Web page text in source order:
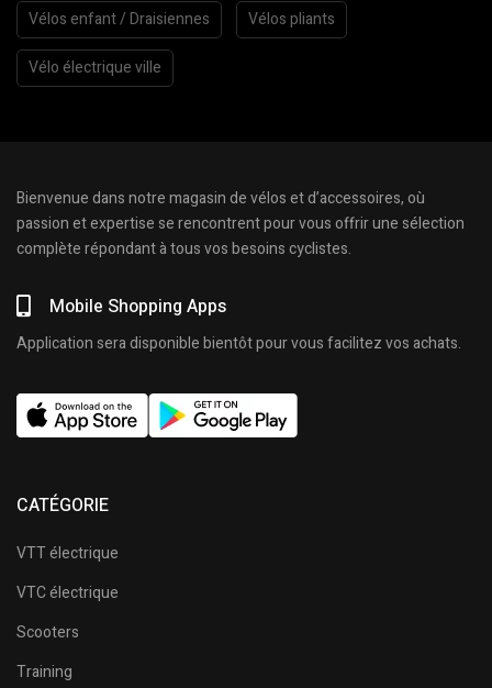
Vélos enfant / Draisiennes Vélos pliants
Vélo électrique ville
Bienvenue dans notre magasin de vélos et d’accessoires, où
passion et expertise se rencontrent pour vous offrir une sélection
complète répondant à tous vos besoins cyclistes.
Mobile Shopping Apps
Application sera disponible bientôt pour vous facilitez vos achats.
CATÉGORIE
VTT électrique
VTC électrique
Scooters
Training